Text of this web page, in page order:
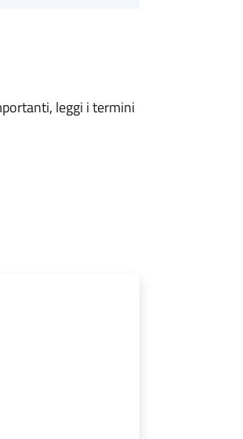
leggi i termini